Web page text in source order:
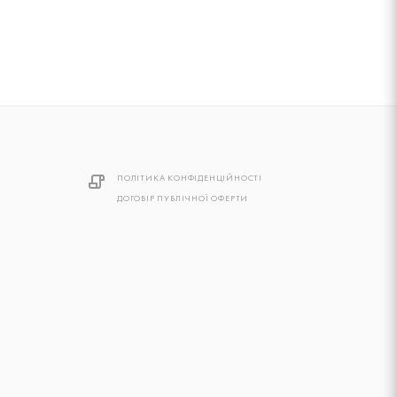
ПОЛІТИКА КОНФІДЕНЦІЙНОСТІ
ДОГОВІР ПУБЛІЧНОЇ ОФЕРТИ